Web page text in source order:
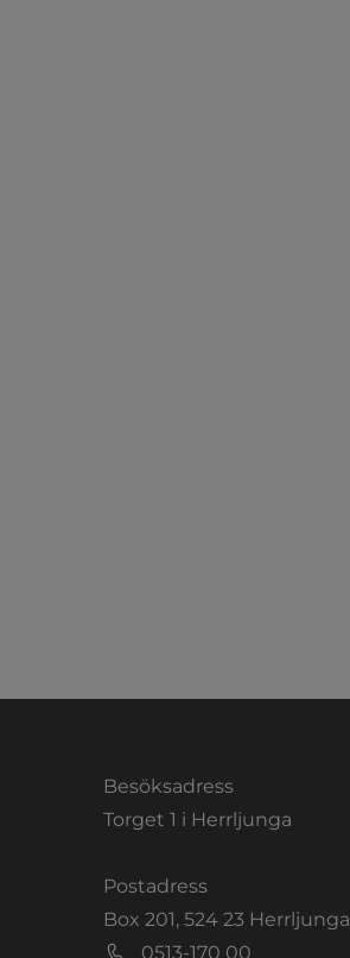
Besöksadress
Torget 1 i Herrljunga
Postadress
Box 201, 524 23 Herrljunga
0513-170 00